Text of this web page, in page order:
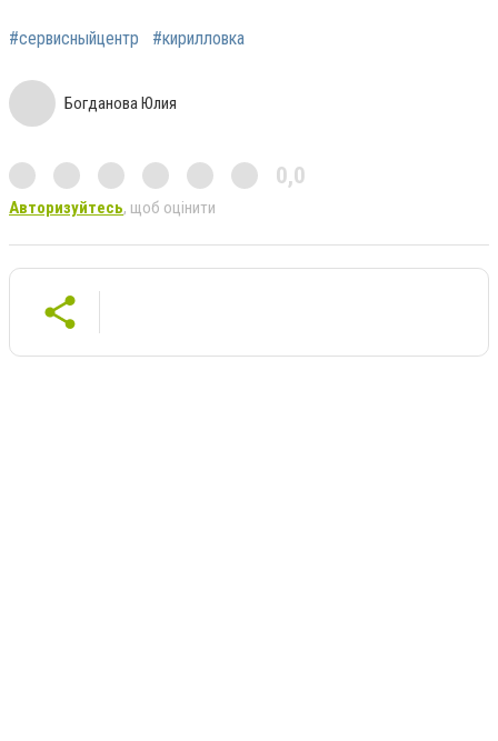
#сервисныйцентр #кирилловка
Богданова Юлия
0,0
Авторизуйтесь, щоб оцінити